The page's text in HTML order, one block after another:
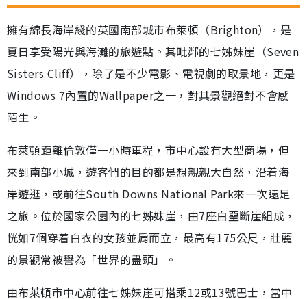
擁有綿長海岸綫的英國南部城市布萊頓（Brighton），是
夏日享受陽光與海灘的旅遊點。其毗鄰的七姊妹崖（Seven
Sisters Cliff），除了是不少電影、電視劇的取景地，更是
Windows 7內置的Wallpaper之一，對其景觀絕對不會感
陌生。
布萊頓距離倫敦僅一小時車程，市中心設有大型商場，但
來到南部小城，遊客們的目的都是想親親大自然，沿着海
岸遊逛，或前往South Downs National Park來一次遠足
之旅。位於國家公園內的七姊妹崖，由7座白堊斷崖組成，
恍如7個穿着白衣的女孩並肩而立，最高有175公尺，壯麗
的景觀常被譽為「世界的盡頭」。
由布萊頓市中心前往七姊妹崖可搭乘12或13號巴士，當中